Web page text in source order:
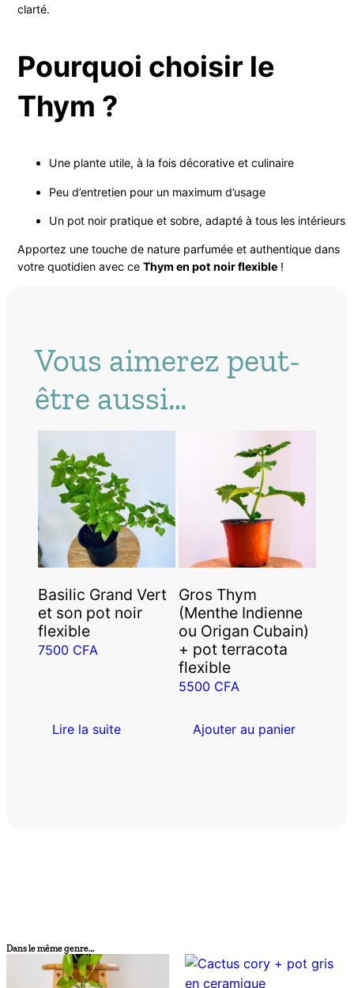
clarté.
Pourquoi choisir le
Thym ?
Une plante utile, à la fois décorative et culinaire
Peu d’entretien pour un maximum d’usage
Un pot noir pratique et sobre, adapté à tous les intérieurs
Apportez une touche de nature parfumée et authentique dans
votre quotidien avec ceThym en pot noir flexible !
Vous aimerez peut-
être aussi…
Basilic Grand Vert
et son pot noir
flexible
7500 CFA
Lire la suite
Gros Thym
(Menthe Indienne
ou Origan Cubain)
+ pot terracota
flexible
5500 CFA
Ajouter au panier
Dans le même genre…